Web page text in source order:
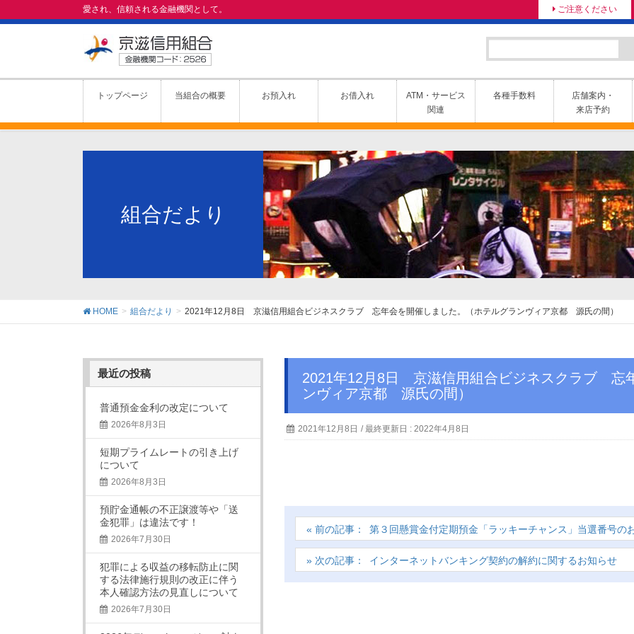
愛され、信頼される金融機関として。 ご注意ください
トップページ 当組合の概要 お預入れ お借入れ
ATM・サービス
関連
各種手数料
店舗案内・
来店予約
組合だより
HOME 組合だより 2021年12月8日 京滋信用組合ビジネスクラブ 忘年会を開催しました。（ホテルグランヴィア京都 源氏の間）
2021年12月8日 京滋信用組合ビジネスクラブ 忘年会を開催しました。（ホテルグラ
ンヴィア京都 源氏の間）
2021年12月8日 / 最終更新日 : 2022年4月8日
第３回懸賞金付定期預金「ラッキーチャンス」当選番号の
インターネットバンキング契約の解約に関するお知らせ
最近の投稿
普通預金金利の改定について
2026年8月3日
短期プライムレートの引き上げ
について
2026年8月3日
預貯金通帳の不正譲渡等や「送
金犯罪」は違法です！
2026年7月30日
犯罪による収益の移転防止に関
する法律施行規則の改正に伴う
本人確認方法の見直しについて
2026年7月30日